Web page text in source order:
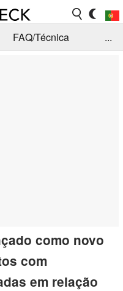
FAQ/Técnica
...
como novo
com
em relação